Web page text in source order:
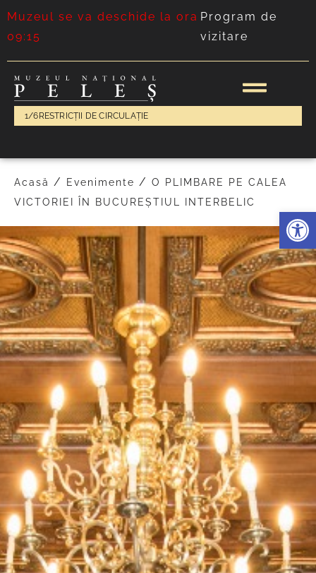
Muzeul se va deschide la ora
09:15
Program de
vizitare
1/6 RESTRICȚII DE CIRCULAȚIE
Acasă / Evenimente / O PLIMBARE PE CALEA
VICTORIEI ÎN BUCUREȘTIUL INTERBELIC